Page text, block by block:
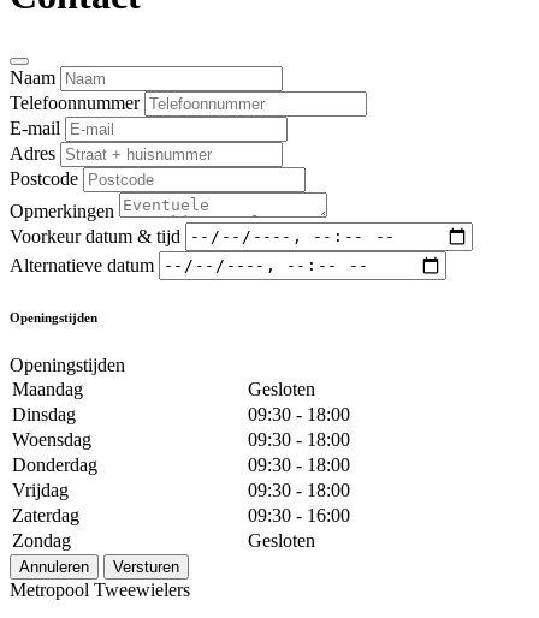
Naam
Telefoonnummer
E-mail
Adres
Postcode
Opmerkingen
Voorkeur datum & tijd
Alternatieve datum
Openingstijden
Openingstijden
Maandag
Gesloten
Dinsdag
09:30 - 18:00
Woensdag
09:30 - 18:00
Donderdag
09:30 - 18:00
Vrijdag
09:30 - 18:00
Zaterdag
09:30 - 16:00
Zondag
Gesloten
Annuleren Versturen
Metropool Tweewielers